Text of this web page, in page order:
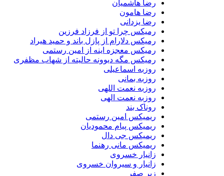
رضا هاشمیان
رضا هامون
رضا یزدانی
رمیکس چرا تو از فرزاد فرزین
رمیکس دلارام از پازل باند و حمید هیراد
رمیکس معجزه اینه از امین رستمی
رمیکس مگه دیوونه حالیته از شهاب مظفری
روزبه اسماعیلی
روزبه بمانی
روزبه نعمت اللهی
روزبه نعمت الهی
روناک بند
ریمیکس امین رستمی
ریمیکس پیام محمودیان
ریمیکس جی دال
ریمیکس مانی رهنما
زانیار خسروی
زانیار و سیروان خسروی
زیر صفر